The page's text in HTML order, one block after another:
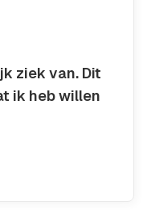
ziek van. Dit
ik heb willen